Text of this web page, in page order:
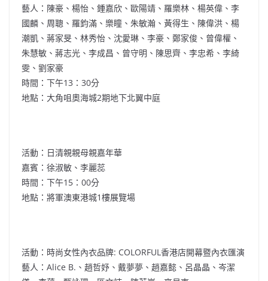
藝人：陳豪、楊怡、鍾嘉欣、歐陽靖、羅樂林、楊英偉、李
國麟、周聰、羅鈞滿、樂瞳、朱敏瀚、黃得生、陳偉洪、楊
潮凱、蔣家旻、林秀怡、沈愛琳、李豪、鄭家俊、曾偉權、
朱慧敏、蔣志光、李成昌、曾守明、陳思齊、李忠希、李綺
雯、劉家豪
時間：下午13：30分
地點：大角咀奧海城2期地下北翼中庭
活動：日清親親母親嘉年華
嘉賓：徐淑敏、李麗蕊
時間：下午15：00分
地點：將軍澳東港城1樓展覽場
活動：時尚女性內衣品牌: COLORFUL香港店開幕暨內衣匯演
藝人：Alice B.、趙哲妤、戴夢夢、趙嘉懿、呂晶晶、岑潔